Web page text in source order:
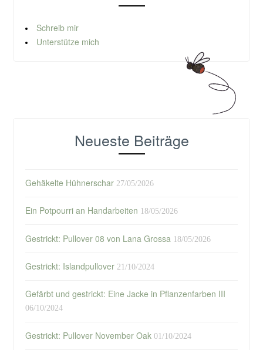
Schreib mir
Unterstütze mich
Neueste Beiträge
Gehäkelte Hühnerschar 27/05/2026
Ein Potpourri an Handarbeiten 18/05/2026
Gestrickt: Pullover 08 von Lana Grossa 18/05/2026
Gestrickt: Islandpullover 21/10/2024
Gefärbt und gestrickt: Eine Jacke in Pflanzenfarben III
06/10/2024
Gestrickt: Pullover November Oak 01/10/2024